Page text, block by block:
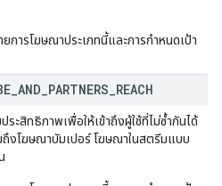
การโฆษณาประเภทนี้และการกำหนดเป้า
AND PARTNERS REACH
ะสิทธิภาพเพื่อให้เข้าถึงผู้ใช้ที่ไม่ซ้ำกันได้
งโฆษณาบัมเปอร์ โฆษณาในสตรีมแบบ